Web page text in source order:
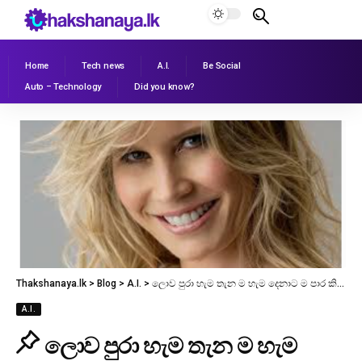
Home Tech news A.I.
Be Social
Auto – Technology
Did you know?
Thakshanaya.lk > Blog > A.I. > ලොව පුරා හැම තැන ම හැම දෙනාට ම පාර කියන ඇය!
A.I.
ලොව පුරා හැම තැන ම හැම